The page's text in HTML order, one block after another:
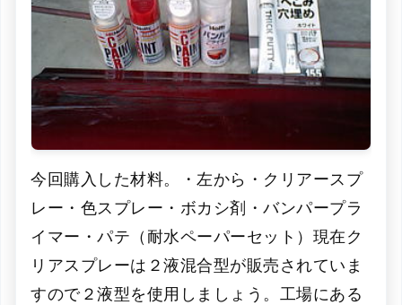
今回購入した材料。・左から・クリアースプ
レー・色スプレー・ボカシ剤・バンパープラ
イマー・パテ（耐水ペーパーセット）現在ク
リアスプレーは２液混合型が販売されていま
すので２液型を使用しましょう。工場にある